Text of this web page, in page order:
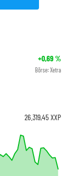
+0,69%
Börse: Xetra
26.319,45 XXP